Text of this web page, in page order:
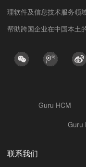
理软件及信息技术服务领
帮助跨国企业在中国本土
Guru HCM
Guru
联系我们